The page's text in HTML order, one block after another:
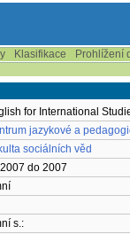
Klasifikace
Prohlížení
for International
jazykové a
sociálních věd
do 2007
s.: